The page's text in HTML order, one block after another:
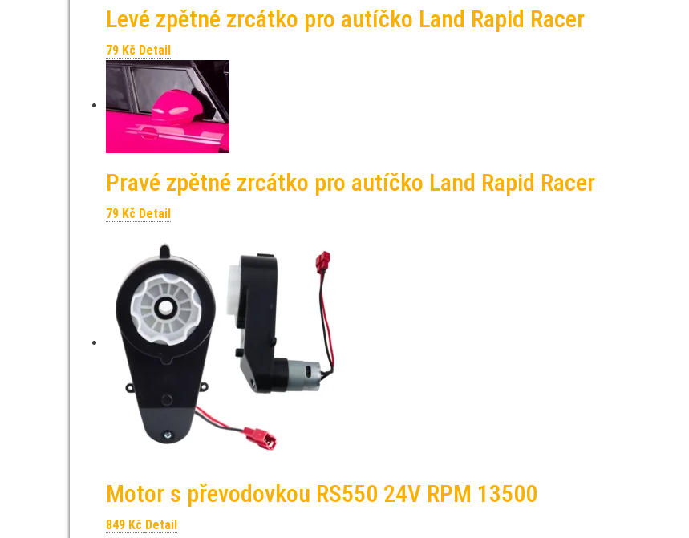
Levé zpětné zrcátko pro autíčko Land Rapid Racer
79 Kč Detail
Pravé zpětné zrcátko pro autíčko Land Rapid Racer
79 Kč Detail
Motor s převodovkou RS550 24V RPM 13500
849 Kč Detail